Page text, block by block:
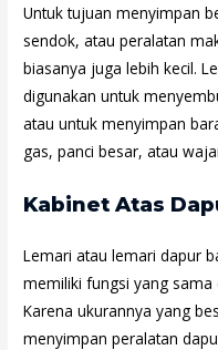
Untuk tujuan menyimpan
sendok, atau peralatan
biasanya juga lebih kecil.
digunakan untuk
atau untuk menyimpan
gas, panci besar, atau
Kabinet Atas
Lemari atau lemari dapur
memiliki fungsi yang
Karena ukurannya yang
menyimpan peralatan